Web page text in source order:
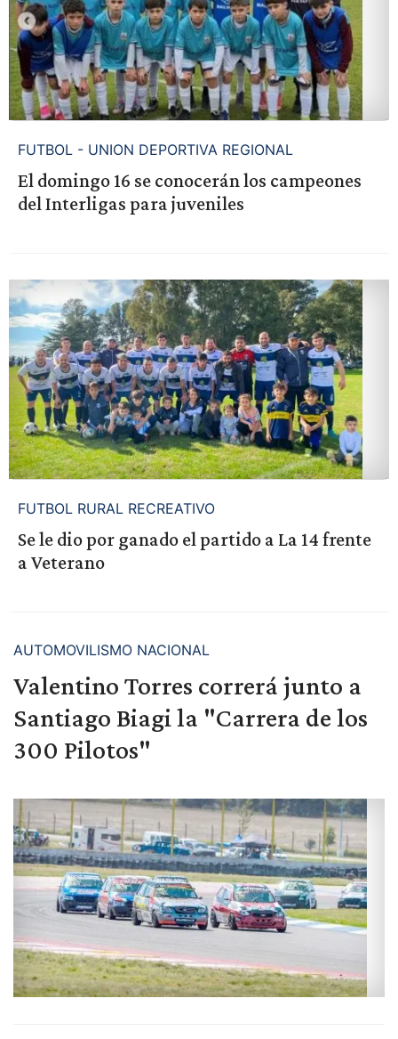
FUTBOL - UNION DEPORTIVA REGIONAL
El domingo 16 se conocerán los campeones
del Interligas para juveniles
FUTBOL RURAL RECREATIVO
Se le dio por ganado el partido a La 14 frente
a Veterano
AUTOMOVILISMO NACIONAL
Valentino Torres correrá junto a
Santiago Biagi la "Carrera de los
300 Pilotos"